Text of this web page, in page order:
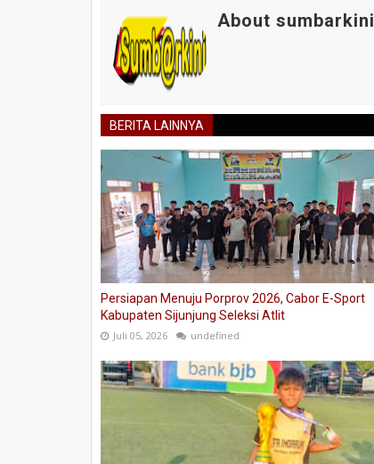
About sumbarkini
BERITA LAINNYA
Persiapan Menuju Porprov 2026, Cabor E-Sport
Kabupaten Sijunjung Seleksi Atlit
Juli 05, 2026 undefined